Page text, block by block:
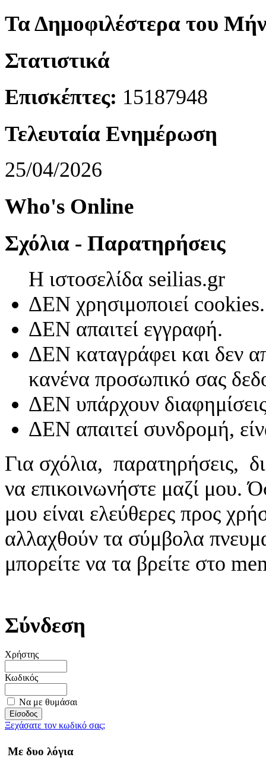
Τα Δημοφιλέστερα του
Στατιστικά
Επισκέπτες: 15187948
Τελευταία Ενημέρωση
25/04/2026
Who's Online
Σχόλια - Παρατηρήσεις
Η ιστοσελίδα seilias.gr
ΔΕΝ χρησιμοποιεί cookies.
ΔΕΝ απαιτεί εγγραφή.
ΔΕΝ καταγράφει και δεν
κανένα προσωπικό σας
ΔΕΝ υπάρχουν
ΔΕΝ απαιτεί συνδρομή,
Για σχόλια, παρατηρήσεις,
να επικοινωνήστε μαζί μου.
μου είναι ελεύθερες προς
αλλαχθούν τα σύμβολα
μπορείτε να τα βρείτε στο
Σύνδεση
Χρήστης
Κωδικός
Να με θυμάσαι
Ξεχάσατε τον κωδικό σας;
Με δυο λόγια